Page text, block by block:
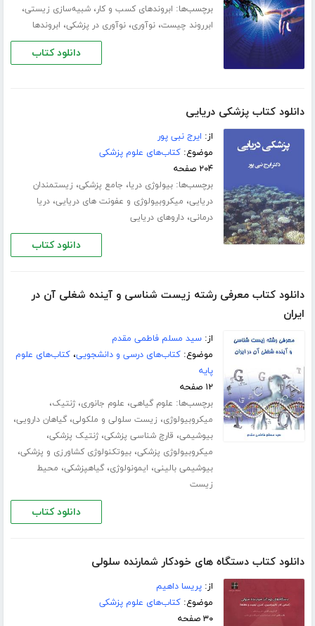
برچسب‌ها: ابروندهای کسب و کار،شبیه‌سازی زیستی،
ابرروند چیست،نوآوری،نوآوری در پزشکی، ابروندها
دانلود کتاب
دانلود کتاب پزشکی دریایی
از: ایرج نبی پور
موضوع:کتاب‌های علوم پزشکی
۲۰۴ صفحه
برچسب‌ها:بیولوژی دریا، جامع پزشکی، زیستمندان
دریایی، میکروبیولوژی و عفونت های دریایی،دریا
درمانی،داروهای دریایی
دانلود کتاب
دانلود کتاب معرفی رشته زیست شناسی و آینده شغلی آن در
ایران
از:سید مسلم فاطمی مقدم
موضوع:کتاب‌های درسی و دانشجویی،کتاب‌های علوم
پایه
۱۲ صفحه
برچسب‌ها: علوم گیاھی، علوم جانوری،ژنتیک،
میکروبیولوژی، زیست سلولی و ملکولی،گیاھان دارویی،
بیوشیمی، قارچ شناسی پزشکی،ژنتیک پزشکی،
میکروبیولوژی پزشکی،بیوتکنولوژی کشاورزی و پزشکی،
بیوشیمی بالینی، ایمونولوژی،گیاھپزشکی، محیط
زیست
دانلود کتاب
دانلود کتاب دستگاه های خودکار شمارنده سلولی
از:پریسا داهیم
موضوع:کتاب‌های علوم پزشکی
۳۰ صفحه